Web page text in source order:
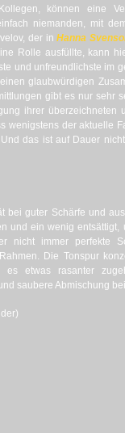
können eine
niemanden, mit
der inHanna
Rolle ausfüllte, kann
und unfreundlichste im
glaubwürdigen
gibt es nur sehr
ihrer überzeichneten
wenigstens der aktuelle
das ist auf Dauer
bei guter Schärfe und
und ein wenig
nicht immer perfekte
Die Tonspur
es etwas rasanter
saubere Abmischung